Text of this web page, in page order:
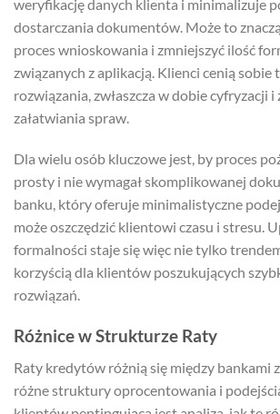
weryfikację danych klienta i minimalizuje
dostarczania dokumentów. Może to
proces wnioskowania i zmniejszyć ilość
związanych z aplikacją. Klienci cenią
rozwiązania, zwłaszcza w dobie cyfryzacji i
załatwiania spraw.
Dla wielu osób kluczowe jest, by proces
prosty i nie wymagał skomplikowanej
banku, który oferuje minimalistyczne
może oszczędzić klientowi czasu i stresu.
formalności staje się więc nie tylko
korzyścią dla klientów poszukujących
rozwiązań.
Różnice w Strukturze Raty
Raty kredytów różnią się między bankami
różne struktury oprocentowania i